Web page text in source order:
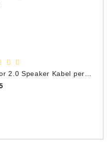
Equator 2.0 Speaker Kabel per meter
Prijs